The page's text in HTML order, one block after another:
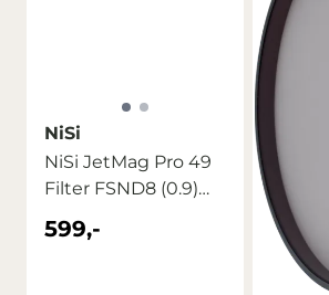
NiSi
NiSi JetMag Pro 49
Filter FSND8 (0.9)
3stop
599,-